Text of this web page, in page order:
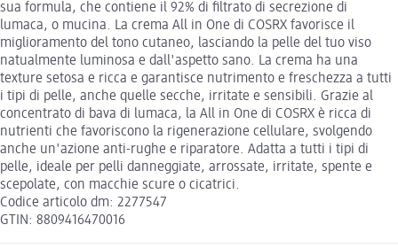
sua formula, che contiene il 92% di filtrato di secrezione di
lumaca, o mucina. La crema All in One di COSRX favorisce il
miglioramento del tono cutaneo, lasciando la pelle del tuo viso
natualmente luminosa e dall'aspetto sano. La crema ha una
texture setosa e ricca e garantisce nutrimento e freschezza a tutti
i tipi di pelle, anche quelle secche, irritate e sensibili. Grazie al
concentrato di bava di lumaca, la All in One di COSRX è ricca di
nutrienti che favoriscono la rigenerazione cellulare, svolgendo
anche un'azione anti-rughe e riparatore. Adatta a tutti i tipi di
pelle, ideale per pelli danneggiate, arrossate, irritate, spente e
scepolate, con macchie scure o cicatrici.
Codice articolo dm: 2277547
GTIN: 8809416470016